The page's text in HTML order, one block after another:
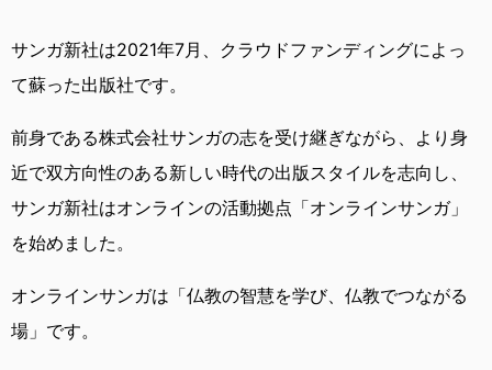
サンガ新社は2021年7月、 クラウドファンディングによっ
て蘇った出版社です。
前身である株式会社サンガの志を受け継ぎながら、 より身
近で双方向性のある新しい時代の出版スタイルを志向し、
サンガ新社はオンラインの活動拠点「オンラインサンガ」
を始めました。
オンラインサンガは 「仏教の智慧を学び、仏教でつながる
場」です。